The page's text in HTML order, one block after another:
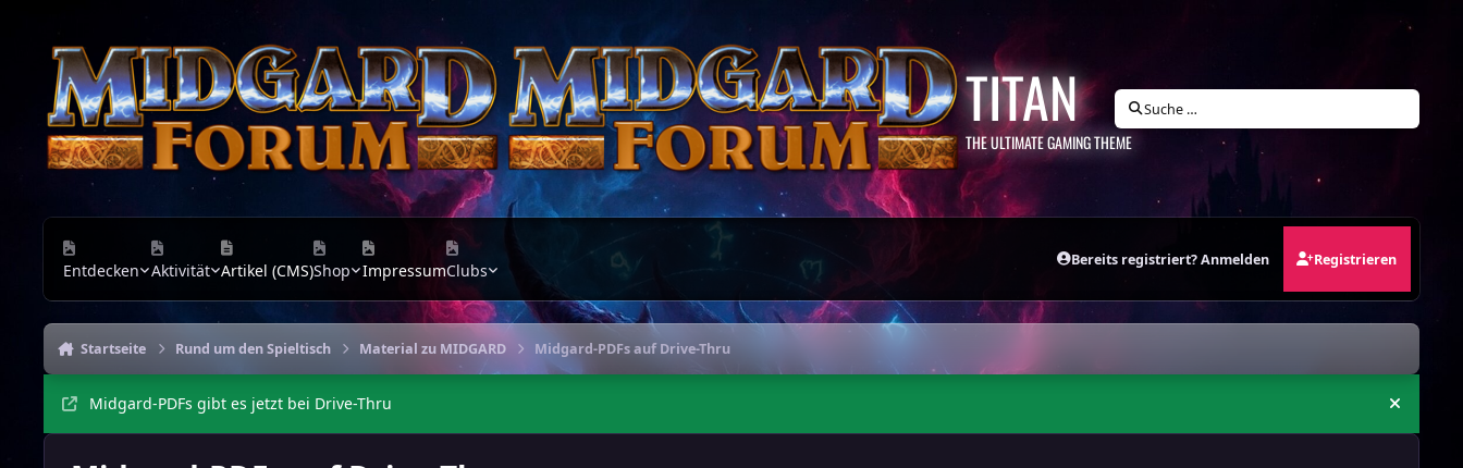
TITAN
THE ULTIMATE GAMING THEME
Suche …
Entdecken Aktivität Artikel (CMS)Shop ImpressumClubs
Bereits registriert? Anmelden Registrieren
Startseite Rund um den Spieltisch Material zu MIDGARD Midgard-PDFs auf Drive-Thru
Midgard-PDFs gibt es jetzt bei Drive-Thru